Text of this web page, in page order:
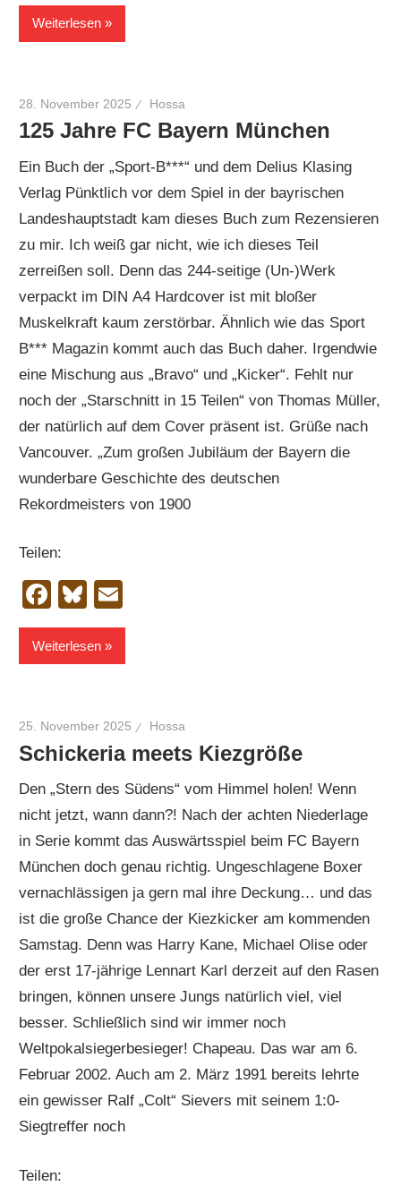
Weiterlesen
28. November 2025 Hossa
125 Jahre FC Bayern München
Ein Buch der „Sport-B***“ und dem Delius Klasing
Verlag Pünktlich vor dem Spiel in der bayrischen
Landeshauptstadt kam dieses Buch zum Rezensieren
zu mir. Ich weiß gar nicht, wie ich dieses Teil
zerreißen soll. Denn das 244-seitige (Un-)Werk
verpackt im DIN A4 Hardcover ist mit bloßer
Muskelkraft kaum zerstörbar. Ähnlich wie das Sport
B*** Magazin kommt auch das Buch daher. Irgendwie
eine Mischung aus „Bravo“ und „Kicker“. Fehlt nur
noch der „Starschnitt in 15 Teilen“ von Thomas Müller,
der natürlich auf dem Cover präsent ist. Grüße nach
Vancouver. „Zum großen Jubiläum der Bayern die
wunderbare Geschichte des deutschen
Rekordmeisters von 1900
Teilen:
Facebook
Bluesky
Weiterlesen
25. November 2025 Hossa
Schickeria meets Kiezgröße
Den „Stern des Südens“ vom Himmel holen! Wenn
nicht jetzt, wann dann?! Nach der achten Niederlage
in Serie kommt das Auswärtsspiel beim FC Bayern
München doch genau richtig. Ungeschlagene Boxer
vernachlässigen ja gern mal ihre Deckung… und das
ist die große Chance der Kiezkicker am kommenden
Samstag. Denn was Harry Kane, Michael Olise oder
der erst 17-jährige Lennart Karl derzeit auf den Rasen
bringen, können unsere Jungs natürlich viel, viel
besser. Schließlich sind wir immer noch
Weltpokalsiegerbesieger! Chapeau. Das war am 6.
Februar 2002. Auch am 2. März 1991 bereits lehrte
ein gewisser Ralf „Colt“ Sievers mit seinem 1:0-
Siegtreffer noch
Teilen: